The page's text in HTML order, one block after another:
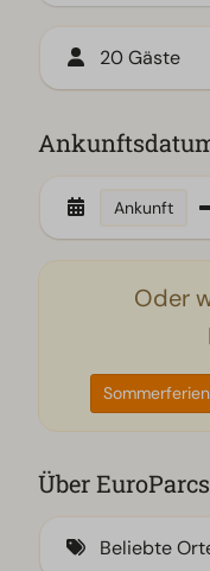
20 Gäste
Ankunft
Oder
Sommerferien
Über EuroParcs
Beliebte